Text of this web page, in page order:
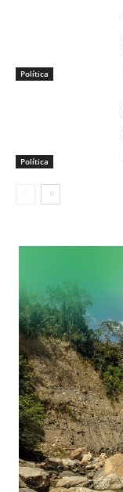
Política
Política